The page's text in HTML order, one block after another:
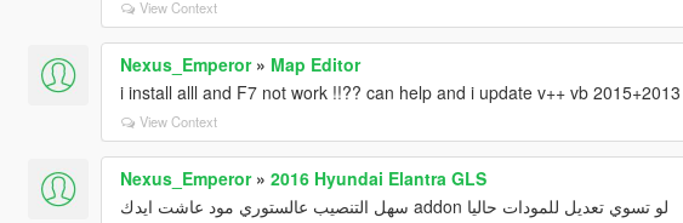
View Context
Nexus_Emperor» Map Editor
i install alll and F7 not work !!?? can help and i update v++ vb
View Context
Nexus_Emperor» 2016 Hyundai Elantra GLS
لو تسوي تعديل للمودات حاليا addon سهل التنصيب عالستوري مود عاشت ايدك